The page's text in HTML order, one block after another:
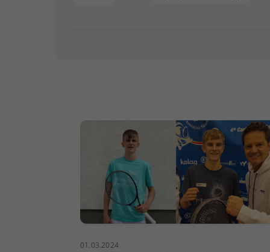
01.03.2024